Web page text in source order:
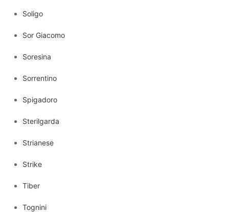
Soligo
Sor Giacomo
Soresina
Sorrentino
Spigadoro
Sterilgarda
Strianese
Strike
Tiber
Tognini